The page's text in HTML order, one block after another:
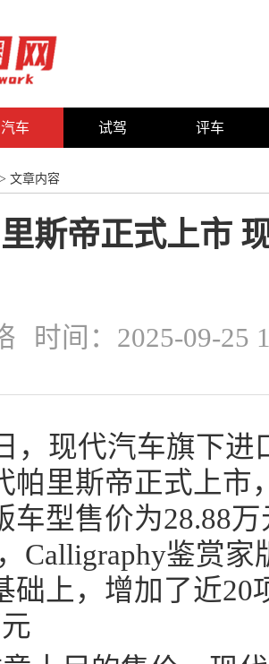
汽车 试驾 评车
> 文章内容
斯帝正式上市
时间：2025-09-25
，现代汽车旗下
里斯帝正式上市
车型售价为28.88
Calligraphy鉴赏
础上，增加了近20